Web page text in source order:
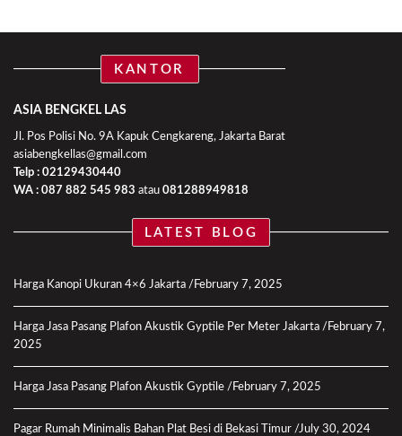
KANTOR
ASIA BENGKEL LAS
Jl. Pos Polisi No. 9A Kapuk Cengkareng, Jakarta Barat
asiabengkellas@gmail.com
Telp : 02129430440
WA : 087 882 545 983 atau 081288949818
LATEST BLOG
Harga Kanopi Ukuran 4×6 Jakarta February 7, 2025
Harga Jasa Pasang Plafon Akustik Gyptile Per Meter Jakarta
February 7,
2025
Harga Jasa Pasang Plafon Akustik Gyptile February 7, 2025
Pagar Rumah Minimalis Bahan Plat Besi di Bekasi Timur July 30, 2024